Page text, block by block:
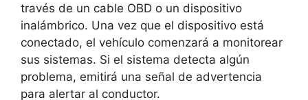
través de un cable OBD o un dispositivo
inalámbrico. Una vez que el dispositivo está
conectado, el vehículo comenzará a monitorear
sus sistemas. Si el sistema detecta algún
problema, emitirá una señal de advertencia
para alertar al conductor.